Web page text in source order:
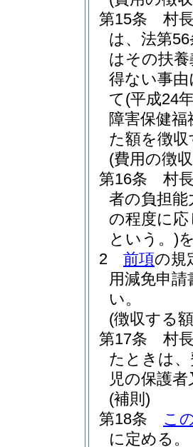
第15条
村
は、法第
はその扶養
得ない事
て(平成24
障害保健福
た額を徴
(費用の徴
第16条
村
者の負担
の程度に
という。)
2
前項の規
用減免申請
い。
(徴収する
第17条
村
たときは
児の保護
(補則)
第18条
こ
に定める。